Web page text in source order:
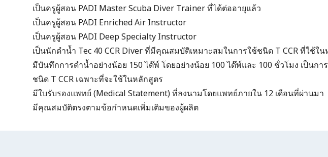
เป็นครูผู้สอน PADI Master Scuba Diver Trainerที่ได้ต่ออายุแล้ว
เป็นครูผู้สอน PADI Enriched Air Instructor
เป็นครูผู้สอน PADI Deep Specialty Instructor
เป็นนักดำน้ำ Tec 40 CCR Diverที่มีคุณสมบัติเหมาะสมในการใช้ชนิด T CCR ที่ใช้ใน
มีบันทึกการดำน้ำอย่างน้อย 150 ได๊พ์ โดยอย่างน้อย 100 ได๊พ์และ 100 ชั่วโมง เป็นกา
ชนิด T CCR เฉพาะที่จะใช้ในหลักสูตร
มีใบรับรองแพทย์ (Medical Statement)ที่ลงนามโดยแพทย์ภายใน 12 เดือนที่ผ่านมา
มีคุณสมบัติตรงตามข้อกำหนดเพิ่มเติมของผู้ผลิต